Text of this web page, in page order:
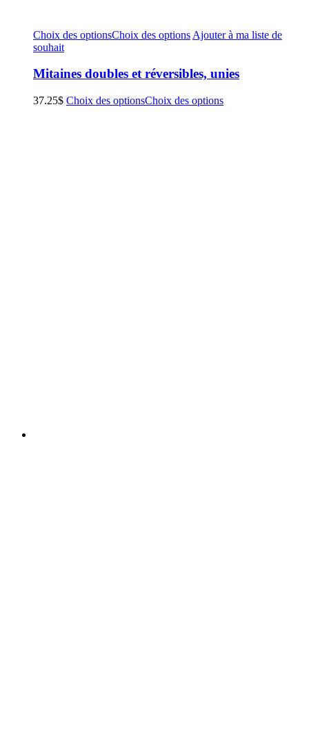
Choix des optionsChoix des options Ajouter à ma liste de
souhait
Mitaines doubles et réversibles, unies
37.25$ Choix des optionsChoix des options